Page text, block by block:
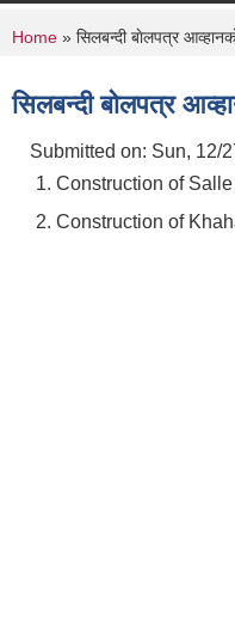
You are here
Home » सिलबन्दी बाेलपत्र
सिलबन्दी बाेलपत्र
Submitted on: Sun, 12/
1. Construction of
2. Construction of